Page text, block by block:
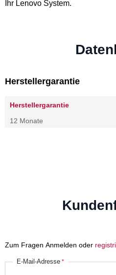
Ihr Lenovo System.
Herstellergarantie
Herstellergarantie
12 Monate
Zum Fragen Anmelden oder
E-Mail-Adresse